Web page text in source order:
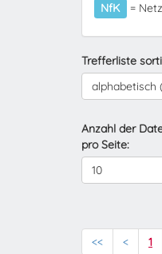
NfK
=
Trefferliste
alphabetisch
Anzahl der
pro Seite:
10
<< < 1